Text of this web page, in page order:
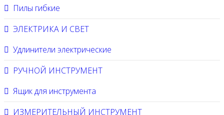
Пилы гибкие
ЭЛЕКТРИКА И СВЕТ
Удлинители электрические
РУЧНОЙ ИНСТРУМЕНТ
Ящик для инструмента
ИЗМЕРИТЕЛЬНЫЙ ИНСТРУМЕНТ